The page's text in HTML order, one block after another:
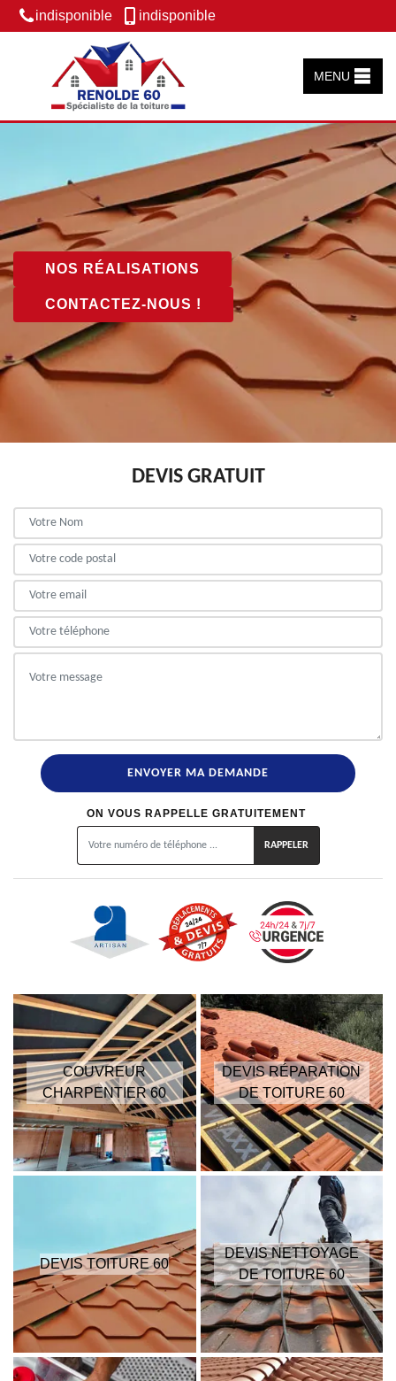
indisponible indisponible
MENU
NOS RÉALISATIONS
CONTACTEZ-NOUS !
DEVIS GRATUIT
ON VOUS RAPPELLE GRATUITEMENT
COUVREUR
CHARPENTIER 60
DEVIS RÉPARATION
DE TOITURE 60
DEVIS TOITURE 60
DEVIS NETTOYAGE
DE TOITURE 60